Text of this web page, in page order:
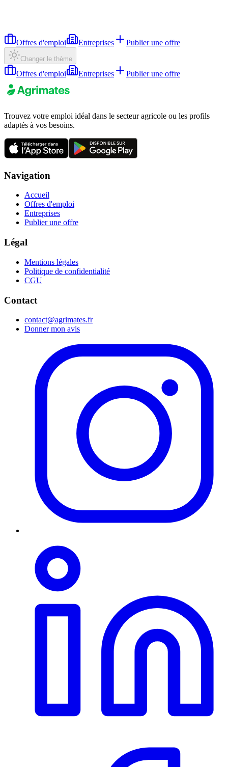
Offres d'emploi Entreprises Publier une offre
Changer le thème
Offres d'emploi Entreprises Publier une offre
Trouvez votre emploi idéal dans le secteur agricole ou les profils
adaptés à vos besoins.
Navigation
Accueil
Offres d'emploi
Entreprises
Publier une offre
Légal
Mentions légales
Politique de confidentialité
CGU
Contact
contact@agrimates.fr
Donner mon avis